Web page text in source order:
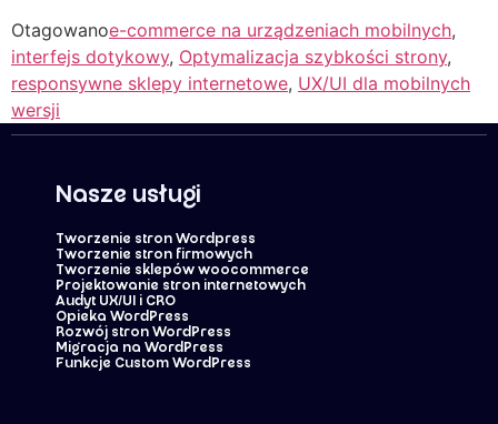
Otagowanoe-commerce na urządzeniach mobilnych,
interfejs dotykowy, Optymalizacja szybkości strony,
responsywne sklepy internetowe, UX/UI dla mobilnych
wersji
Nasze usługi
Tworzenie stron Wordpress
Tworzenie stron firmowych
Tworzenie sklepów woocommerce
Projektowanie stron internetowych
Audyt UX/UI i CRO
Opieka WordPress
Rozwój stron WordPress
Migracja na WordPress
Funkcje Custom WordPress